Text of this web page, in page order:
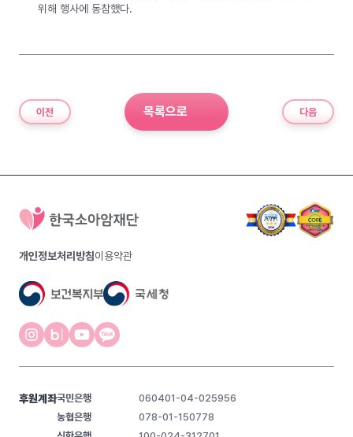
위해 행사에 동참했다.
이전 목록으로 다음
개인정보처리방침이용약관
후원계좌국민은행
060401-04-025956
농협은행
078-01-150778